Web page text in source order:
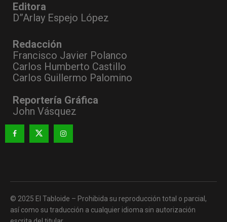
Editora
D”Arlay Espejo López
Redacción
Francisco Javier Polanco
Carlos Humberto Castillo
Carlos Guillermo Palomino
Reportería Gráfica
John Vásquez
© 2025 El Tabloide – Prohibida su reproducción total o parcial,
así como su traducción a cualquier idioma sin autorización